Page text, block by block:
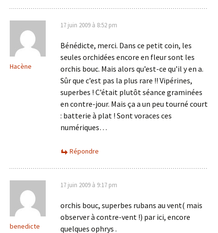
Hacène
17 juin 2009 à 8:52 pm
Bénédicte, merci. Dans ce petit coin, les
seules orchidées encore en fleur sont les
orchis bouc. Mais alors qu’est-ce qu’il y en a.
Sûr que c’est pas la plus rare !! Vipérines,
superbes ! C’était plutôt séance graminées
en contre-jour. Mais ça a un peu tourné court
: batterie à plat ! Sont voraces ces
numériques…
Répondre
benedicte
17 juin 2009 à 9:17 pm
orchis bouc, superbes rubans au vent( mais
observer à contre-vent !) par ici, encore
quelques ophrys .